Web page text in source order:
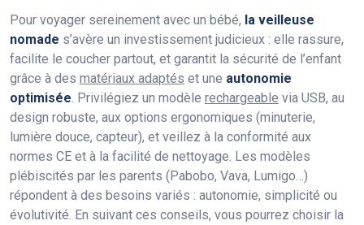
Pour voyager sereinement avec un bébé, la veilleuse
nomade s’avère un investissement judicieux : elle rassure,
facilite le coucher partout, et garantit la sécurité de l’enfant
grâce à des matériaux adaptés et une autonomie
optimisée . Privilégiez un modèle rechargeable via USB, au
design robuste, aux options ergonomiques (minuterie,
lumière douce, capteur), et veillez à la conformité aux
normes CE et à la facilité de nettoyage. Les modèles
plébiscités par les parents (Pabobo, Vava, Lumigo…)
répondent à des besoins variés : autonomie, simplicité ou
évolutivité. En suivant ces conseils, vous pourrez choisir la